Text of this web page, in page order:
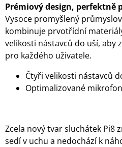
Prémiový design, perfektně
Vysoce promyšlený
kombinuje prvotřídní
velikosti nástavců do uší, aby
pro každého uživatele.
Čtyři velikosti nástavců
Optimalizované
Zcela nový tvar sluchátek Pi8
sedí v uchu a nedochází k